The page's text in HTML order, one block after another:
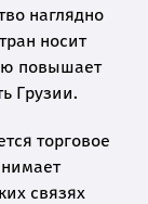
наглядно
носит
повышает
Грузии.
торговое
связях